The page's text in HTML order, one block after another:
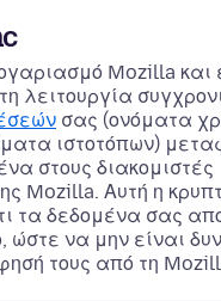
Mozilla και
λειτουργία
σας (ονόματα
ιστοτόπων)
στους διακομιστές
Mozilla. Αυτή η
τα δεδομένα σας
ώστε να μην είναι
τους από τη